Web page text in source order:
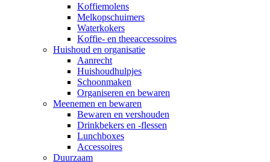
Koffiemolens
Melkopschuimers
Waterkokers
Koffie- en theeaccessoires
Huishoud en organisatie
Aanrecht
Huishoudhulpjes
Schoonmaken
Organiseren en bewaren
Meenemen en bewaren
Bewaren en vershouden
Drinkbekers en -flessen
Lunchboxes
Accessoires
Duurzaam